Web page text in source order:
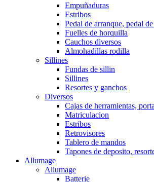
Empuñaduras
Estribos
Pedal de arranque, pedal
Fuelles de horquilla
Cauchos diversos
Almohadillas rodilla
Sillines
Fundas de sillin
Sillines
Resortes y ganchos
Diversos
Cajas de herramientas,
Matriculacion
Estribos
Retrovisores
Tablero de mandos
Tapones de deposito,
Allumage
Allumage
Batterie